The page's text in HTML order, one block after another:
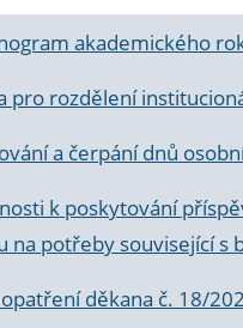
akademického
pro rozdělení
a čerpání dnů
k poskytování
na potřeby související
děkana č. 18/